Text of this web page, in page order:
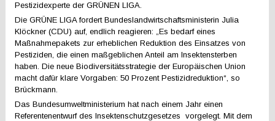
Pestizidexperte der GRÜNEN LIGA.
Die GRÜNE LIGA fordert Bundeslandwirtschaftsministerin Julia
Klöckner (CDU) auf, endlich reagieren: „Es bedarf eines
Maßnahmepakets zur erheblichen Reduktion des Einsatzes von
Pestiziden, die einen maßgeblichen Anteil am Insektensterben
haben. Die neue Biodiversitätsstrategie der Europäischen Union
macht dafür klare Vorgaben: 50 Prozent Pestizidreduktion“, so
Brückmann.
Das Bundesumweltministerium hat nach einem Jahr einen
Referentenentwurf des Insektenschutzgesetzes vorgelegt. Mit dem